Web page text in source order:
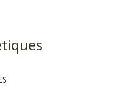
: entre 400 et 590€/an
des loyers, loyer de
locative de l'agence Maison B.